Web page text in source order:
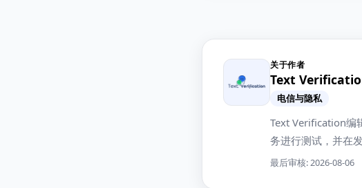
关于作者
Text
电信与隐私
Text Verification编
务进行测试，并在
最后审核: 2026-08-06